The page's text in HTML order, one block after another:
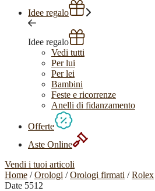
Idee regalo
Idee regalo
Vedi tutti
Per lui
Per lei
Bambini
Feste e ricorrenze
Anelli di fidanzamento
Offerte
Aste Online
Vendi i tuoi articoli
Home /Orologi /Orologi firmati /Rolex
Date 5512